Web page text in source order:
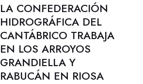
LA CONFEDERACIÓN
HIDROGRÁFICA DEL
CANTÁBRICO TRABAJA
EN LOS ARROYOS
GRANDIELLA Y
RABUCÁN EN RIOSA